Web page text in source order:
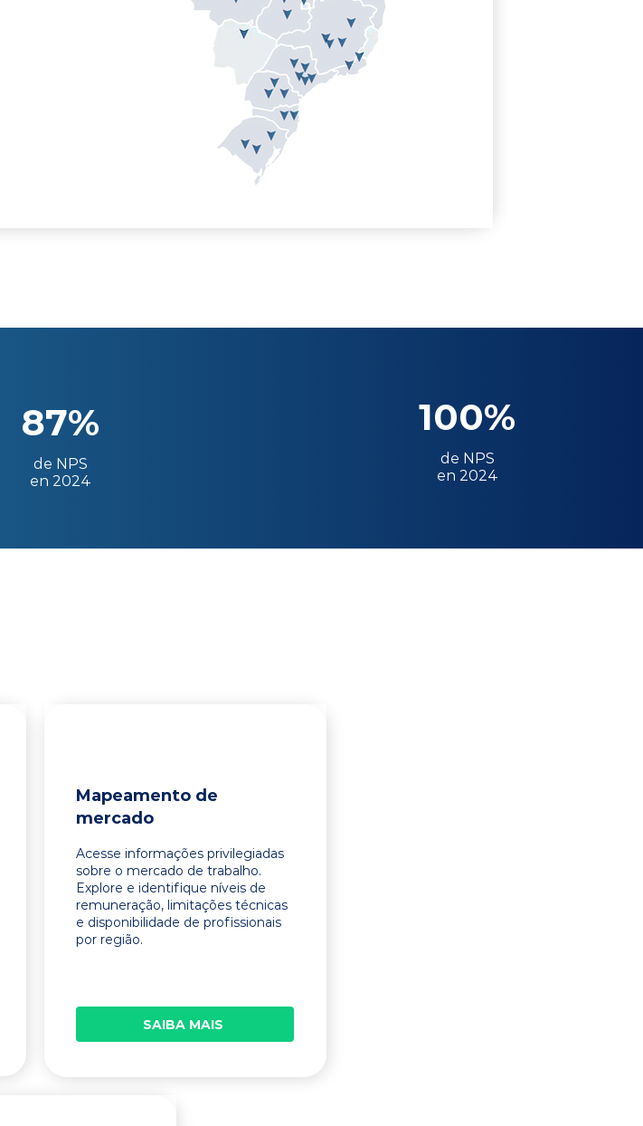
87%
de NPS
en 2024
100%
de NPS
en 2024
Mapeamento de
mercado
Acesse informações privilegiadas
sobre o mercado de trabalho.
Explore e identifique níveis de
remuneração, limitações técnicas
e disponibilidade de profissionais
por região.
SAIBA MAIS